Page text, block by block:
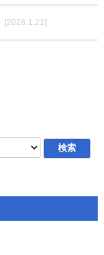
[2026.1.21]